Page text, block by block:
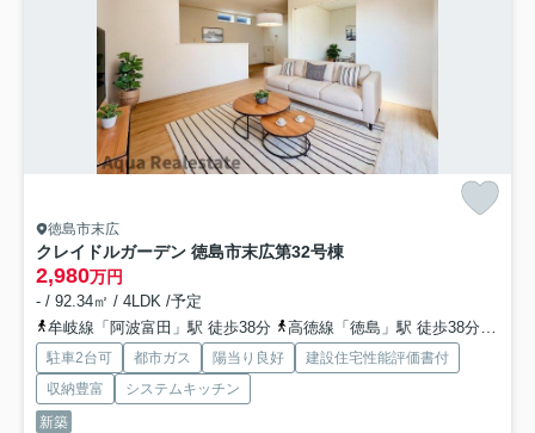
徳島市末広
クレイドルガーデン 徳島市末広第32号棟
2,980万円
- / 92.34㎡ / 4LDK /予定
牟岐線「阿波富田」駅 徒歩38分
高徳線「徳島」駅 徒歩38分
駐車2台可 都市ガス 陽当り良好
建設住宅性能評価書付
収納豊富
システムキッチン
新築